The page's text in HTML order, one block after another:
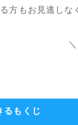
方もお見逃しな
るもくじ